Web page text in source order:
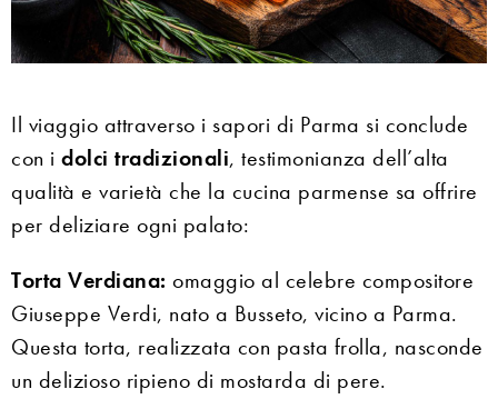
Il viaggio attraverso i sapori di Parma si conclude
con i dolci tradizionali, testimonianza dell’alta
qualità e varietà che la cucina parmense sa offrire
per deliziare ogni palato:
Torta Verdiana: omaggio al celebre compositore
Giuseppe Verdi, nato a Busseto, vicino a Parma.
Questa torta, realizzata con pasta frolla, nasconde
un delizioso ripieno di mostarda di pere.